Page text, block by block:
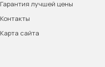
Гарантия лучшей цены
Контакты
Карта сайта